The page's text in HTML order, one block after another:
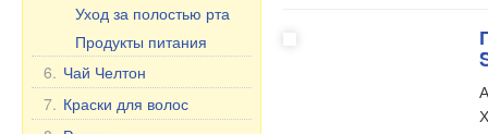
Уход за полостью рта
Продукты питания
6. Чай Челтон
7. Краски для волос